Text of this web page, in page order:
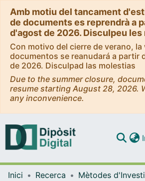
Amb motiu del tancament
de documents es reprendrà a
d'agost de 2026. Disculpeu
Con motivo del cierre de verano,
documentos se reanudará a partir
de 2026. Disculpad las molestias
Due to the summer closure,
resume starting August 28, 2026.
any inconvenience.
Navega
Inici Recerca